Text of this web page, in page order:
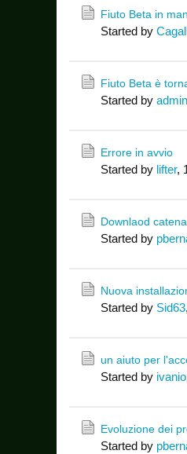
Fiuto Beta in
Started by
Fiuto Beta è
Started by
Errore in avvio
Started by lifter,
Downlaod
Started by
Nuova
Started by Sid63,
un aiuto per
Started by ivanio
Evoluzione dei
Started by